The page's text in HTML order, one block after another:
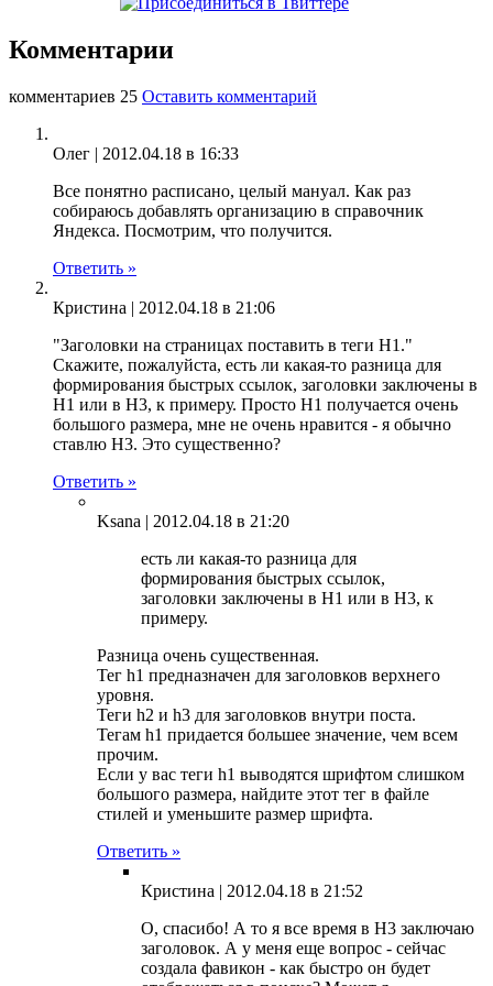
Комментарии
комментариев 25 Оставить комментарий
Олег | 2012.04.18 в 16:33
Все понятно расписано, целый мануал. Как раз
собираюсь добавлять организацию в справочник
Яндекса. Посмотрим, что получится.
Ответить »
Кристина | 2012.04.18 в 21:06
"Заголовки на страницах поставить в теги Н1."
Скажите, пожалуйста, есть ли какая-то разница для
формирования быстрых ссылок, заголовки заключены в
Н1 или в Н3, к примеру. Просто Н1 получается очень
большого размера, мне не очень нравится - я обычно
ставлю Н3. Это существенно?
Ответить »
Ksana | 2012.04.18 в 21:20
есть ли какая-то разница для
формирования быстрых ссылок,
заголовки заключены в Н1 или в Н3, к
примеру.
Разница очень существенная.
Тег h1 предназначен для заголовков верхнего
уровня.
Теги h2 и h3 для заголовков внутри поста.
Тегам h1 придается большее значение, чем всем
прочим.
Если у вас теги h1 выводятся шрифтом слишком
большого размера, найдите этот тег в файле
стилей и уменьшите размер шрифта.
Ответить »
Кристина | 2012.04.18 в 21:52
О, спасибо! А то я все время в Н3 заключаю
заголовок. А у меня еще вопрос - сейчас
создала фавикон - как быстро он будет